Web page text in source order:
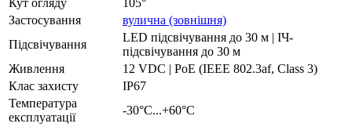
Кут огляду
105°
Застосування
вулична (зовнішня)
Підсвічування
LED підсвічування до 30 м | ІЧ-
підсвічування до 30 м
Живлення
12 VDC | PoE (IEEE 802.3af, Class 3)
Клас захисту
IP67
Температура
експлуатації
-30°С...+60°С